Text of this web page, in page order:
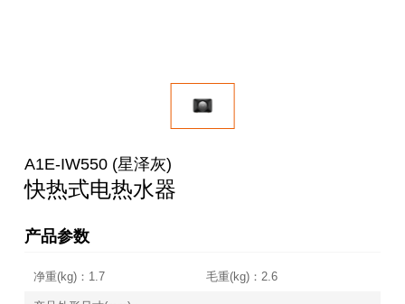
A1E-IW550 (星泽灰)
快热式电热水器
产品参数
净重(kg)：1.7 毛重(kg)：2.6